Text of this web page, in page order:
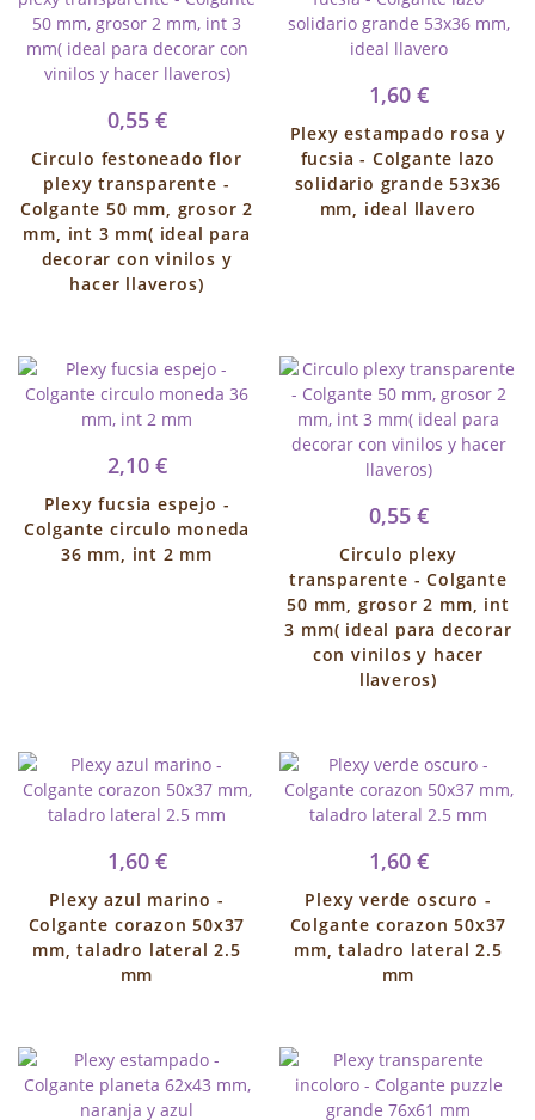
0,55 €
Circulo festoneado flor
plexy transparente -
Colgante 50 mm, grosor 2
mm, int 3 mm( ideal para
decorar con vinilos y
hacer llaveros)
1,60 €
Plexy estampado rosa y
fucsia - Colgante lazo
solidario grande 53x36
mm, ideal llavero
2,10 €
Plexy fucsia espejo -
Colgante circulo moneda
36 mm, int 2 mm
0,55 €
Circulo plexy
transparente - Colgante
50 mm, grosor 2 mm, int
3 mm( ideal para decorar
con vinilos y hacer
llaveros)
1,60 €
Plexy azul marino -
Colgante corazon 50x37
mm, taladro lateral 2.5
mm
1,60 €
Plexy verde oscuro -
Colgante corazon 50x37
mm, taladro lateral 2.5
mm